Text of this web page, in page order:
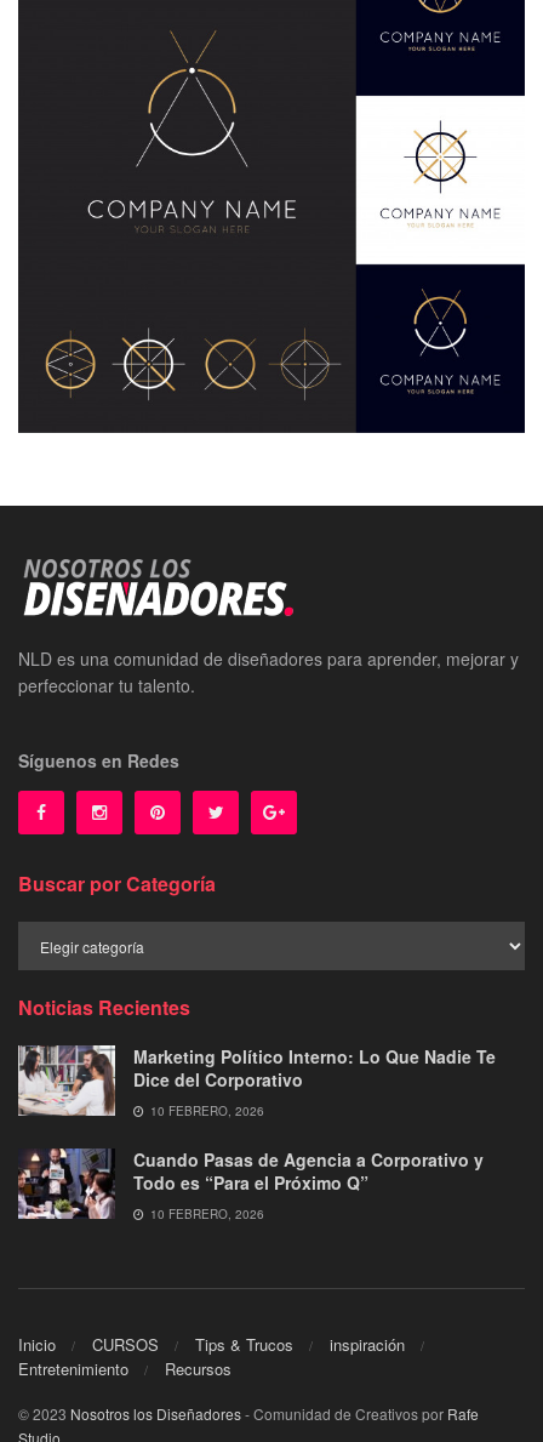
NLD es una comunidad de diseñadores para aprender, mejorar y
perfeccionar tu talento.
Síguenos en Redes
Buscar por Categoría
por
Noticias Recientes
Marketing Político Interno: Lo Que Nadie Te
Dice del Corporativo
10 FEBRERO, 2026
Cuando Pasas de Agencia a Corporativo y
Todo es “Para el Próximo Q”
10 FEBRERO, 2026
Inicio CURSOS Tips & Trucos
inspiración
Entretenimiento
Recursos
© 2023 Nosotros los Diseñadores- Comunidad de Creativos por Rafe
Studio